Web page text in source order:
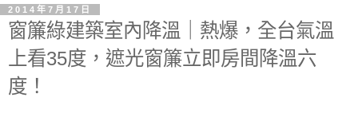
2014年7月17日
窗簾綠建築室內降溫｜熱爆，全台氣溫
上看35度，遮光窗簾立即房間降溫六
度！